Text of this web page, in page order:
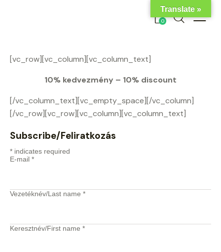
0
[vc_row][vc_column][vc_column_text]
10% kedvezmény – 10% discount
[/vc_column_text][vc_empty_space][/vc_column]
[/vc_row][vc_row][vc_column][vc_column_text]
Subscribe/Feliratkozás
* indicates required
E-mail *
Vezetéknév/Last name *
Keresztnév/First name *
Translate »